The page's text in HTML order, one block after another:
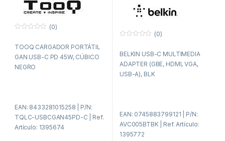
u
r
a
d
(0)
TOOQ CARGADOR PORTÁTIL
GAN USB-C PD 45W, CÚBICO
NEGRO
EAN: 8433281015258 | P/N:
TQLC-USBCGAN45PD-C | Ref.
Artículo: 1395674
Gen 1 (3.1 Gen 1) Type-C
Negro
u
r
a
d
(0)
BELKIN USB-C MULTIMEDIA
ADAPTER (GBE, HDMI, VGA,
USB-A), BLK
EAN: 0745883799121 | P/N:
AVC005BTBK | Ref. Artículo:
1395772